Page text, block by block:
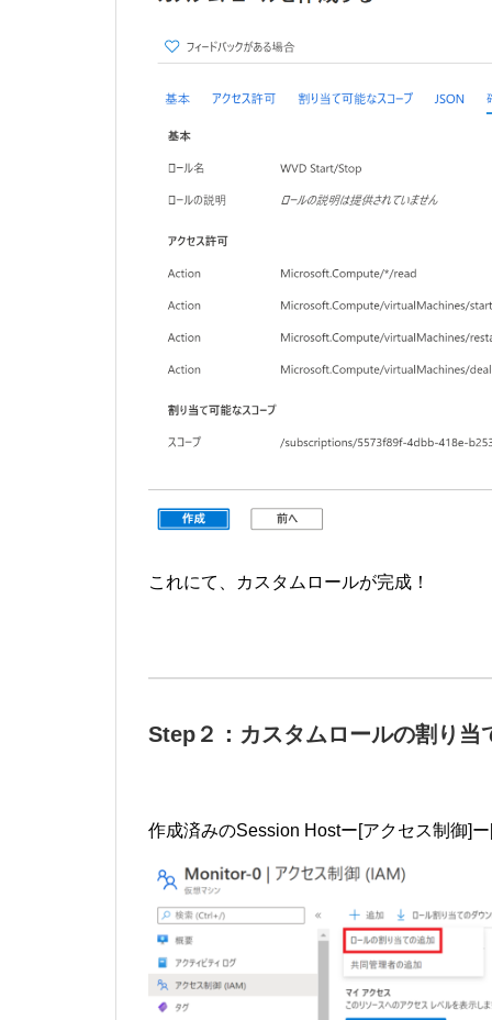
これにて、カスタムロールが完成！
Step２：カスタムロールの割り当
作成済みのSession Hostー[アクセス制御]